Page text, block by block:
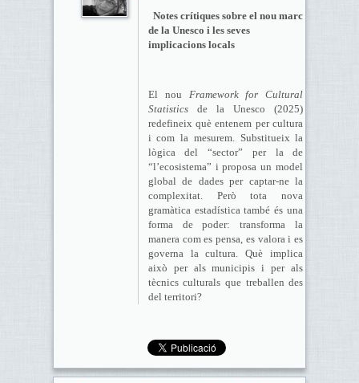
​Notes crítiques sobre el nou marc
de la Unesco i les seves
implicacions locals
El nou Framework for Cultural
Statisticsde la Unesco (2025)
redefineix què entenem per cultura
i com la mesurem. Substitueix la
lògica del “sector” per la de
“l’ecosistema” i proposa un model
global de dades per captar-ne la
complexitat. Però tota nova
gramàtica estadística també és una
forma de poder: transforma la
manera com es pensa, es valora i es
governa la cultura. Què implica
això per als municipis i per als
tècnics culturals que treballen des
del territori?